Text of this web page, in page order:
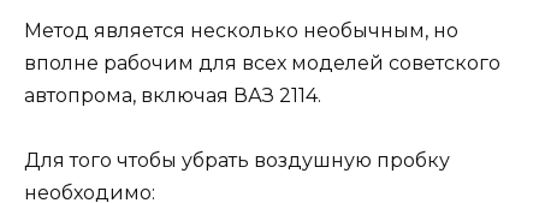
Метод является несколько необычным, но
вполне рабочим для всех моделей советского
автопрома, включая ВАЗ 2114.
Для того чтобы убрать воздушную пробку
необходимо: